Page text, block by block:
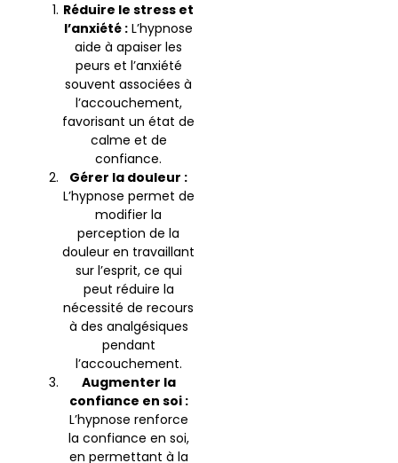
Réduire le stress et
l’anxiété : L’hypnose
aide à apaiser les
peurs et l’anxiété
souvent associées à
l’accouchement,
favorisant un état de
calme et de
confiance.
Gérer la douleur :
L’hypnose permet de
modifier la
perception de la
douleur en travaillant
sur l’esprit, ce qui
peut réduire la
nécessité de recours
à des analgésiques
pendant
l’accouchement.
Augmenter la
confiance en soi :
L’hypnose renforce
la confiance en soi,
en permettant à la